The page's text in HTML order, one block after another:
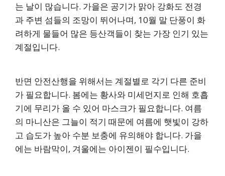
는 날이 많습니다. 가을은 공기가 맑아 강화도 전경
과 주변 섬들의 조망이 뛰어나며, 10월 말 단풍이 화
려하게 물들어 많은 등산객들이 찾는 가장 인기 있는
계절입니다.
반면 안전산행을 위해서는 계절별로 각기 다른 준비
가 필요합니다. 봄에는 황사와 미세먼지로 인해 호흡
기에 무리가 올 수 있어 마스크가 필요합니다. 여름
의 마니산은 그늘이 적기 때문에 여름에 햇빛이 강하
고 습도가 높아 수분 보충에 유의해야 합니다. 가을
에는 바람막이, 겨울에는 아이젠이 필수입니다.